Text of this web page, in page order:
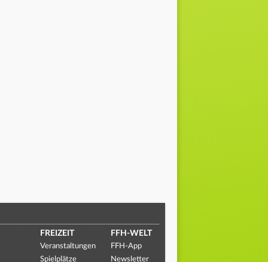
FREIZEIT
Veranstaltungen
Spielplätze
FFH-WELT
FFH-App
Newsletter